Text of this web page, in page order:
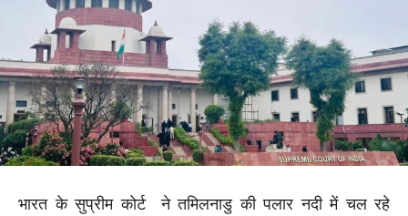
भारत के सुप्रीम कोर्ट ने तमिलनाडु की पलार नदी में चल रहे